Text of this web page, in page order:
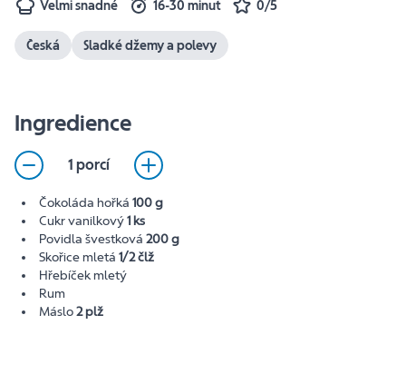
Velmi snadné 16-30 minut 0/5
Česká Sladké džemy a polevy
Ingredience
1 porcí
Čokoláda hořká 100 g
Cukr vanilkový1 ks
Povidla švestková 200 g
Skořice mletá 1/2 člž
Hřebíček mletý
Rum
Máslo2 plž